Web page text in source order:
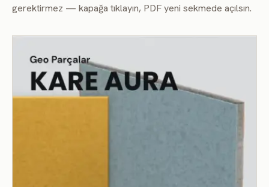
FD105 FD106
gerektirmez — kapağa tıklayın, PDF yeni sekmede açılsın.